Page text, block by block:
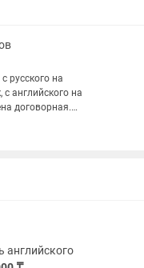
🔹 с
русского на
с английского на
договорная.
английского